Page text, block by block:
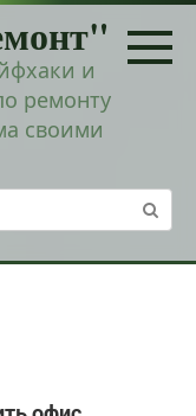
и
ремонту
своими